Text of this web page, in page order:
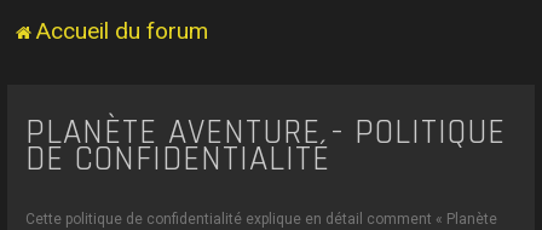
Accueil du forum
PLANÈTE AVENTURE - POLITIQUE
DE CONFIDENTIALITÉ
Cette politique de confidentialité explique en détail comment « Planète